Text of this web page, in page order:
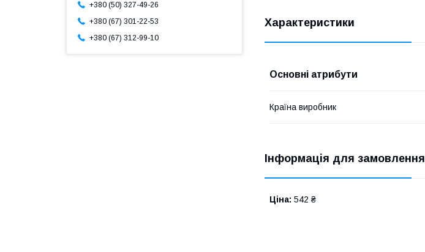
Характеристики
Основні атрибути
Країна виробник
Інформація для замовлення
Ціна: 542 ₴
+380 (50) 327-49-26
+380 (67) 301-22-53
+380 (67) 312-99-10